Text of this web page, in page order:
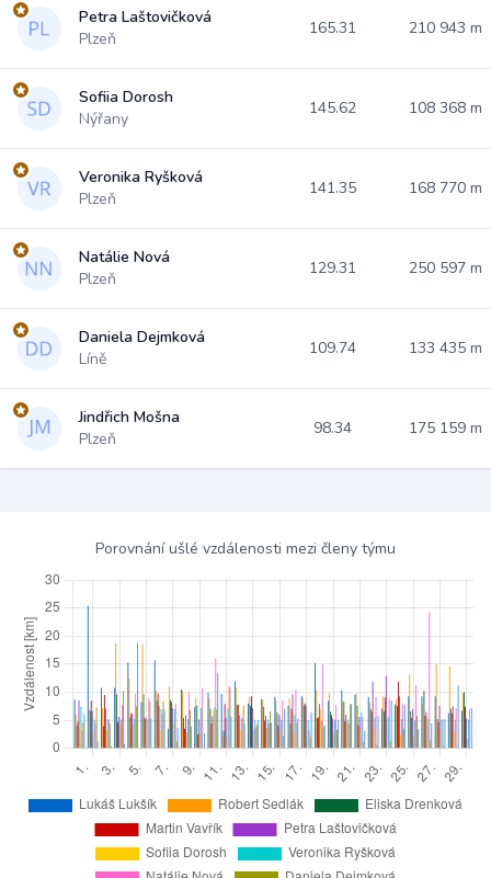
Petra Laštovičková
Plzeň
165.31 210 943 m
Sofiia Dorosh
Nýřany
145.62 108 368 m
Veronika Ryšková
Plzeň
141.35 168 770 m
Natálie Nová
Plzeň
129.31 250 597 m
Daniela Dejmková
Líně
109.74 133 435 m
Jindřich Mošna
Plzeň
98.34 175 159 m
Porovnání ušlé vzdálenosti mezi členy týmu